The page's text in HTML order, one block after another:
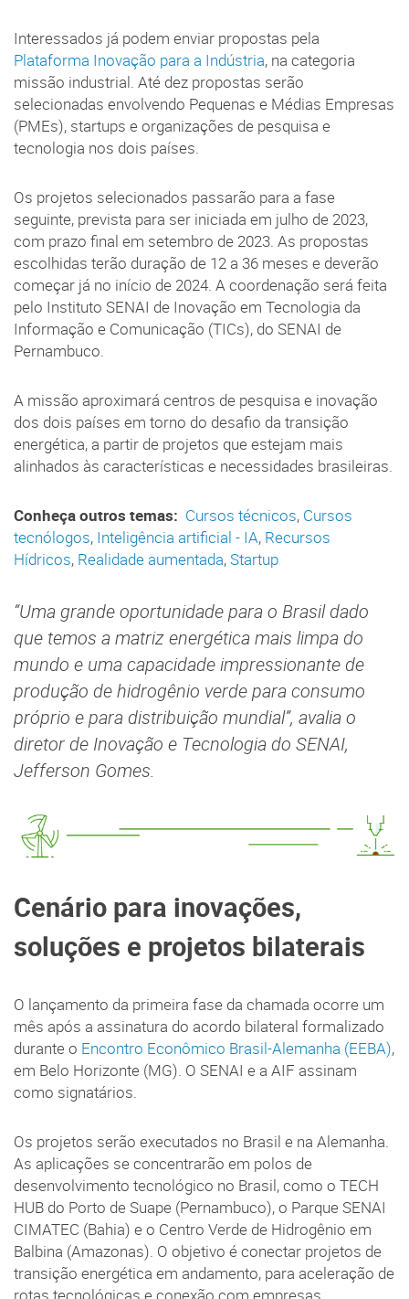
Interessados já podem enviar propostas pela
Plataforma Inovação para a Indústria, na categoria
missão industrial. Até dez propostas serão
selecionadas envolvendo Pequenas e Médias Empresas
(PMEs), startups e organizações de pesquisa e
tecnologia nos dois países.
Os projetos selecionados passarão para a fase
seguinte, prevista para ser iniciada em julho de 2023,
com prazo final em setembro de 2023. As propostas
escolhidas terão duração de 12 a 36 meses e deverão
começar já no início de 2024. A coordenação será feita
pelo Instituto SENAI de Inovação em Tecnologia da
Informação e Comunicação (TICs), do SENAI de
Pernambuco.
A missão aproximará centros de pesquisa e inovação
dos dois países em torno do desafio da transição
energética, a partir de projetos que estejam mais
alinhados às características e necessidades brasileiras.
Conheça outros temas: Cursos técnicos, Cursos
tecnólogos, Inteligência artificial - IA, Recursos
Hídricos, Realidade aumentada,Startup
“Uma grande oportunidade para o Brasil dado
que temos a matriz energética mais limpa do
mundo e uma capacidade impressionante de
produção de hidrogênio verde para consumo
próprio e para distribuição mundial”, avalia o
diretor de Inovação e Tecnologia do SENAI,
Jefferson Gomes.
Cenário para inovações,
soluções e projetos bilaterais
O lançamento da primeira fase da chamada ocorre um
mês após a assinatura do acordo bilateral formalizado
durante o Encontro Econômico Brasil-Alemanha (EEBA),
em Belo Horizonte (MG). O SENAI e a AIF assinam
como signatários.
Os projetos serão executados no Brasil e na Alemanha.
As aplicações se concentrarão em polos de
desenvolvimento tecnológico no Brasil, como o TECH
HUB do Porto de Suape (Pernambuco), o Parque SENAI
CIMATEC (Bahia) e o Centro Verde de Hidrogênio em
Balbina (Amazonas). O objetivo é conectar projetos de
transição energética em andamento, para aceleração de